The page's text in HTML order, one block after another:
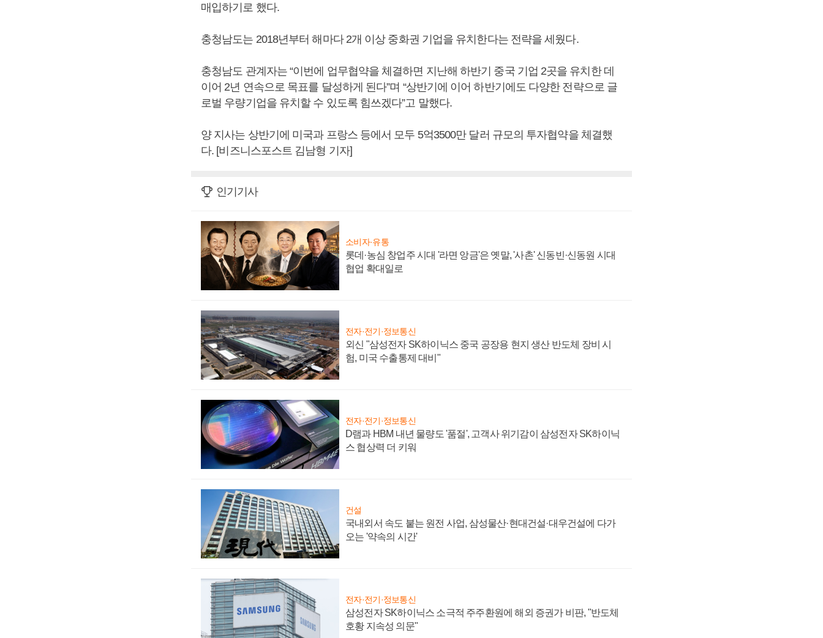
매입하기로 했다.
충청남도는 2018년부터 해마다 2개 이상 중화권 기업을 유치한다는 전략을 세웠다.
충청남도 관계자는 “이번에 업무협약을 체결하면 지난해 하반기 중국 기업 2곳을 유치한 데
이어 2년 연속으로 목표를 달성하게 된다”며 “상반기에 이어 하반기에도 다양한 전략으로 글
로벌 우량기업을 유치할 수 있도록 힘쓰겠다”고 말했다.
양 지사는 상반기에 미국과 프랑스 등에서 모두 5억3500만 달러 규모의 투자협약을 체결했
다. [비즈니스포스트 김남형 기자]
인기기사
소비자·유통
롯데·농심 창업주 시대 '라면 앙금'은 옛말, '사촌' 신동빈·신동원 시대
협업 확대일로
전자·전기·정보통신
외신 "삼성전자 SK하이닉스 중국 공장용 현지 생산 반도체 장비 시
험, 미국 수출통제 대비"
전자·전기·정보통신
D램과 HBM 내년 물량도 '품절', 고객사 위기감이 삼성전자 SK하이닉
스 협상력 더 키워
건설
국내외서 속도 붙는 원전 사업, 삼성물산·현대건설·대우건설에 다가
오는 '약속의 시간'
전자·전기·정보통신
삼성전자 SK하이닉스 소극적 주주환원에 해외 증권가 비판, "반도체
호황 지속성 의문"